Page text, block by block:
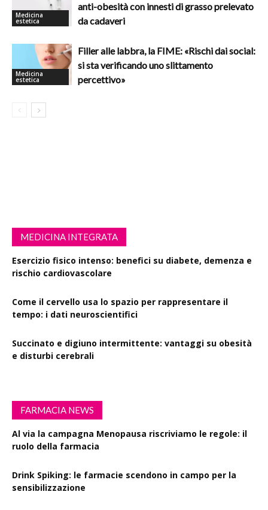
Medicina
estetica
anti-obesità con innesti di grasso prelevato
da cadaveri
Medicina
estetica
Filler alle labbra, la FIME: «Rischi dai social:
si sta verificando uno slittamento
percettivo»
MEDICINA INTEGRATA
Esercizio fisico intenso: benefici su diabete, demenza e
rischio cardiovascolare
Come il cervello usa lo spazio per rappresentare il
tempo: i dati neuroscientifici
Succinato e digiuno intermittente: vantaggi su obesità
e disturbi cerebrali
FARMACIA NEWS
Al via la campagna Menopausa riscriviamo le regole: il
ruolo della farmacia
Drink Spiking: le farmacie scendono in campo per la
sensibilizzazione